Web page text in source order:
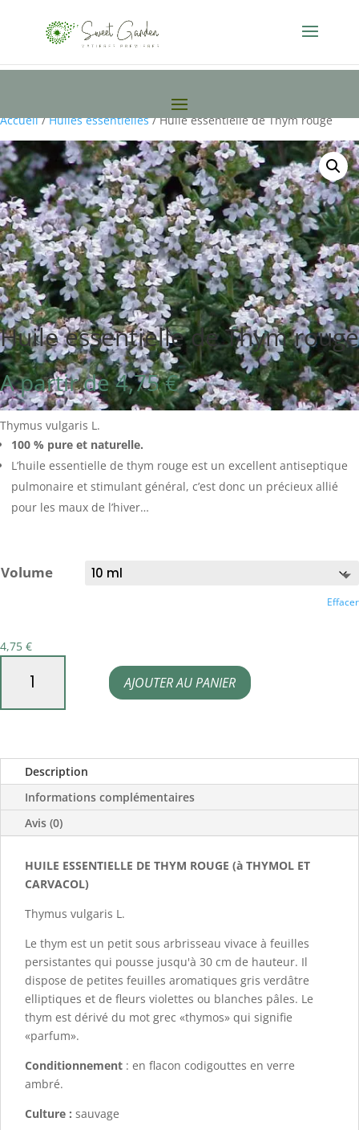
Accueil/Huiles essentielles/ Huile essentielle de Thym rouge
Huile essentielle de Thym rouge
A partir de4,75€
Thymus vulgaris L.
100 % pure et naturelle.
L’huile essentielle de thym rouge est un excellent antiseptique
pulmonaire et stimulant général, c’est donc un précieux allié
pour les maux de l’hiver…
Volume
Effacer
4,75 €
Huile
Thym
rouge
AJOUTER AU PANIER
Description
Informations complémentaires
Avis (0)
HUILE ESSENTIELLE DE THYM ROUGE (à THYMOL ET
CARVACOL)
Thymus vulgaris L.
Le thym est un petit sous arbrisseau vivace à feuilles
persistantes qui pousse jusqu'à 30 cm de hauteur. Il
dispose de petites feuilles aromatiques gris verdâtre
elliptiques et de fleurs violettes ou blanches pâles. Le
thym est dérivé du mot grec «thymos» qui signifie
«parfum».
Conditionnement : en flacon codigouttes en verre
ambré.
Culture : sauvage